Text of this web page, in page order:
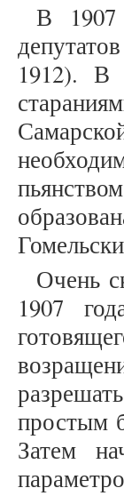
В 1907
1912). В
Очень
1907
простым
Затем